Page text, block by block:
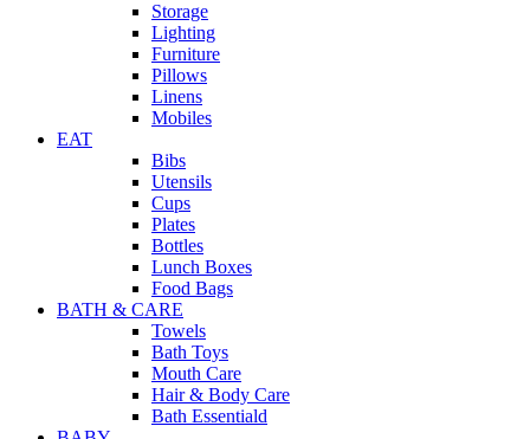
Storage
Lighting
Furniture
Pillows
Linens
Mobiles
EAT
Bibs
Utensils
Cups
Plates
Bottles
Lunch Boxes
Food Bags
BATH & CARE
Towels
Bath Toys
Mouth Care
Hair & Body Care
Bath Essentiald